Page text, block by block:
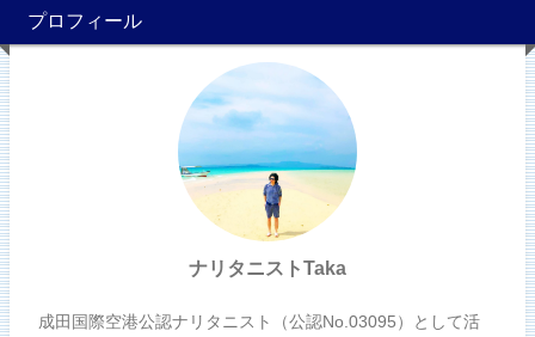
プロフィール
ナリタニストTaka
成田国際空港公認ナリタニスト（公認No.03095）として活